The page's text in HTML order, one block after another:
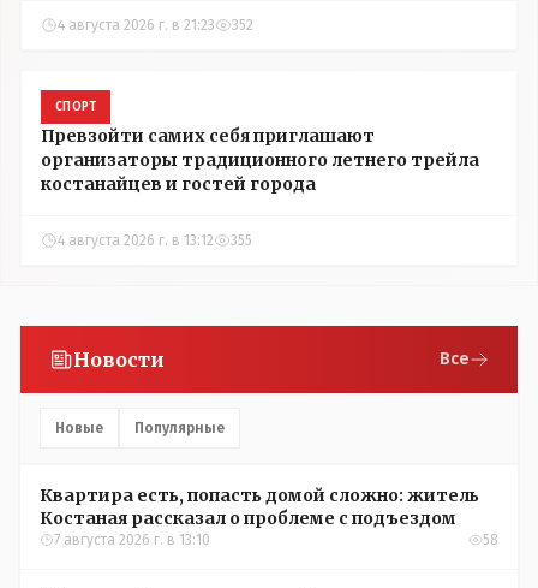
4 августа 2026 г. в 21:23 352
СПОРТ
Превзойти самих себя приглашают
организаторы традиционного летнего трейла
костанайцев и гостей города
4 августа 2026 г. в 13:12 355
Новости Все
Новые Популярные
Квартира есть, попасть домой сложно: житель
Костаная рассказал о проблеме с подъездом
7 августа 2026 г. в 13:10 58